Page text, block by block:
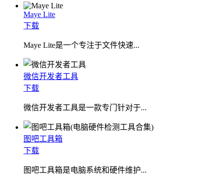
Maye Lite
下载
​Maye Lite是一个专注于文件快速...
微信开发者工具
下载
微信开发者工具是一款专门针对于...
图吧工具箱
下载
图吧工具箱是电脑系统和硬件维护...